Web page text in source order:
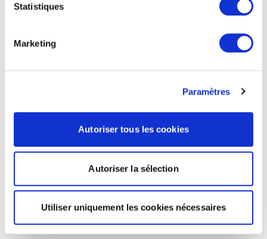
Statistiques
Marketing
Paramètres
Autoriser tous les cookies
Autoriser la sélection
Utiliser uniquement les cookies nécessaires